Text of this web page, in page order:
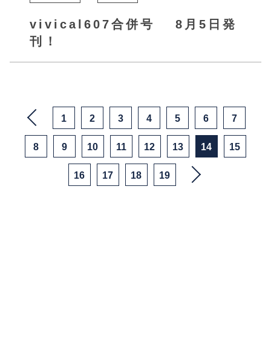
vivical607合併号 8月5日発
刊！
1 2 3 4 5 6 7
8 9 10 11 12 13 14 15
16 17 18 19